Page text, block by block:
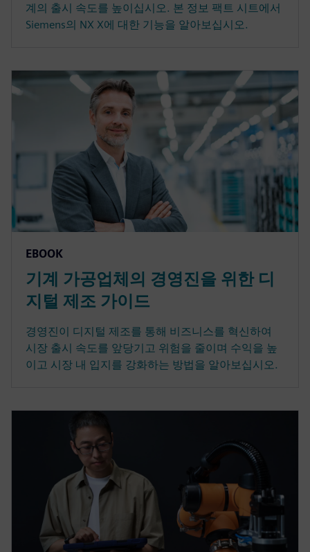
계의 출시 속도를 높이십시오. 본 정보 팩트 시트에서
Siemens의 NX X에 대한 기능을 알아보십시오.
EBOOK
기계 가공업체의 경영진을 위한 디
지털 제조 가이드
경영진이 디지털 제조를 통해 비즈니스를 혁신하여
시장 출시 속도를 앞당기고 위험을 줄이며 수익을 높
이고 시장 내 입지를 강화하는 방법을 알아보십시오.